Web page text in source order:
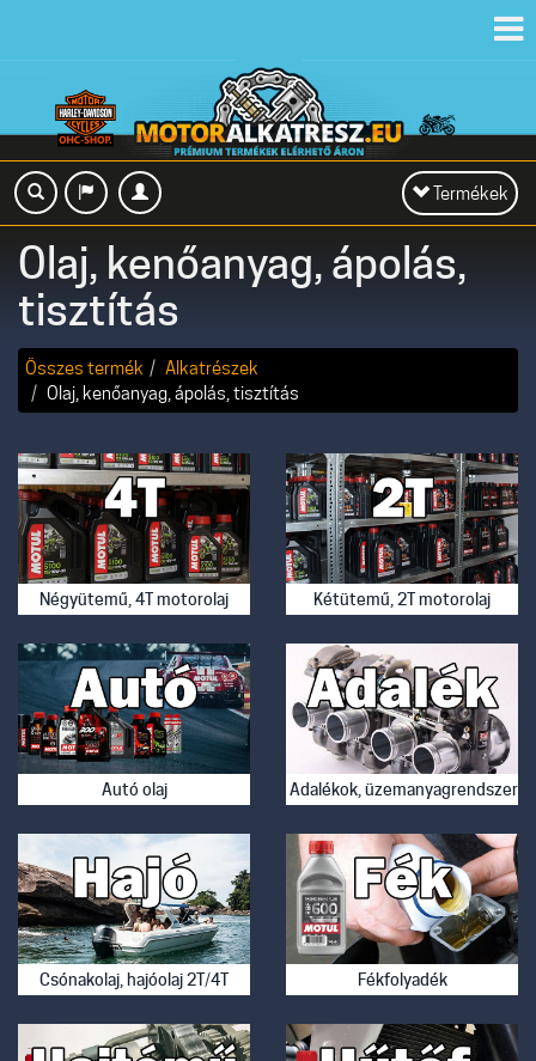
Toggle
navigation
Termékek
Olaj, kenőanyag, ápolás,
tisztítás
Összes termék
Alkatrészek
Olaj, kenőanyag, ápolás, tisztítás
Négyütemű, 4T motorolaj Kétütemű, 2T motorolaj
Autó olaj Adalékok, üzemanyagrendszer
Csónakolaj, hajóolaj 2T/4T Fékfolyadék